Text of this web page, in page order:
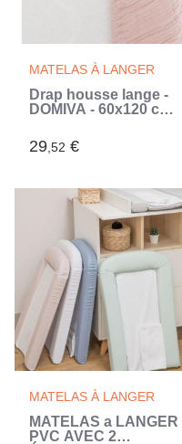
MATELAS À LANGER
Drap housse lange -
DOMIVA - 60x120 cm -
coton
29,52 €
MATELAS À LANGER
MATELAS a LANGER
PVC AVEC 2